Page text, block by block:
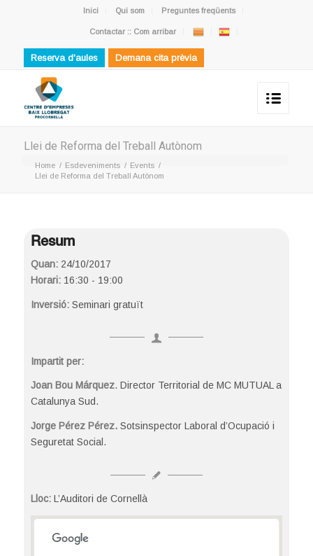
Inici Qui som Preguntes freqüents
Contactar :: Com arribar
Reserva d'aules Demana cita prèvia
Llei de Reforma del Treball Autònom
Home / Esdeveniments / Events /
Llei de Reforma del Treball Autònom
Resum
Quan:24/10/2017
Horari:16:30 - 19:00
Inversió: Seminari gratuït
Impartit per:
Joan Bou Márquez. Director Territorial de MC MUTUAL a
Catalunya Sud.
Jorge Pérez Pérez.Sotsinspector Laboral d’Ocupació i
Seguretat Social.
Lloc:L’Auditori de Cornellà